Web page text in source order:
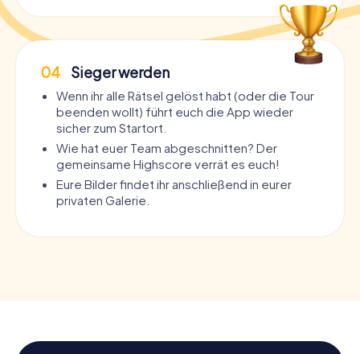
04 Sieger werden
Wenn ihr alle Rätsel gelöst habt (oder die Tour
beenden wollt) führt euch die App wieder
sicher zum Startort.
Wie hat euer Team abgeschnitten? Der
gemeinsame Highscore verrät es euch!
Eure Bilder findet ihr anschließend in eurer
privaten Galerie.